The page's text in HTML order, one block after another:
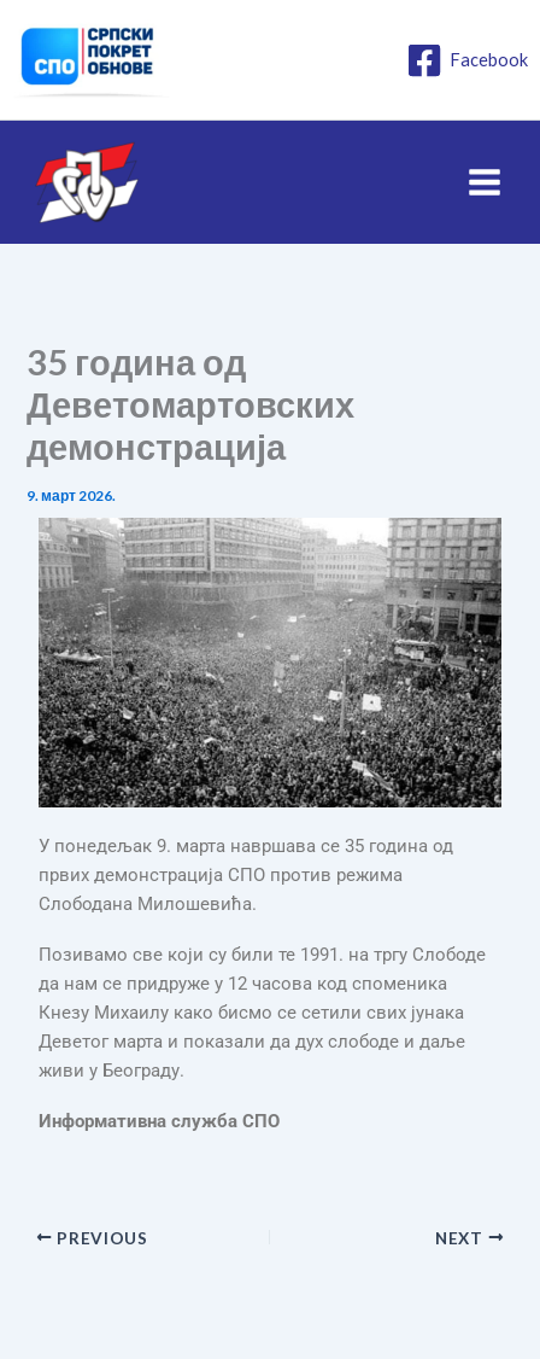
садржај
Facebook
35 година од
Деветомартовских
демонстрација
9. март 2026.
У понедељак 9. марта навршава се 35 година од
првих демонстрација СПО против режима
Слободана Милошевића.
Позивамо све који су били те 1991. на тргу Слободе
да нам се придруже у 12 часова код споменика
Кнезу Михаилу како бисмо се сетили свих јунака
Деветог марта и показали да дух слободе и даље
живи у Београду.
Информативна служба СПО
PREVIOUS NEXT